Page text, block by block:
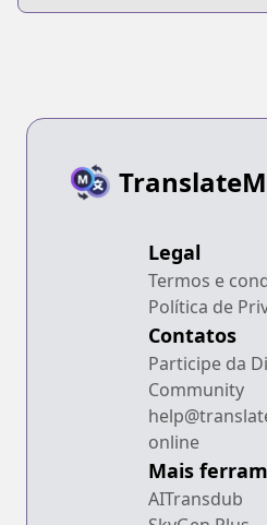
Legal
Termos e
Política de
Contatos
Participe da
Community
online
Mais
AITransdub